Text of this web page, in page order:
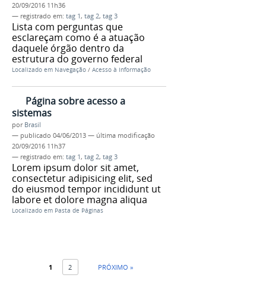
20/09/2016 11h36
— registrado em: tag 1, tag 2, tag 3
Lista com perguntas que
esclareçam como é a atuação
daquele órgão dentro da
estrutura do governo federal
Localizado em Navegação / Acesso à Informação
Página sobre acesso a
sistemas
por Brasil
— publicado 04/06/2013 — última modificação
20/09/2016 11h37
— registrado em: tag 1, tag 2, tag 3
Lorem ipsum dolor sit amet,
consectetur adipisicing elit, sed
do eiusmod tempor incididunt ut
labore et dolore magna aliqua
Localizado em Pasta de Páginas
1 2 PRÓXIMO »